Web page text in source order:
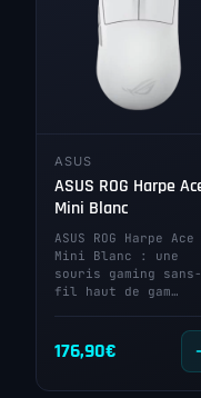
ASUS
ASUS ROG Harpe
Mini Blanc
ASUS ROG Harpe Ace
Mini Blanc : une
souris gaming sans-
fil haut de gam…
176,90€